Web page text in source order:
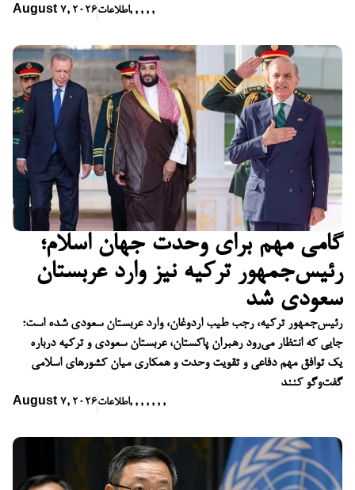
August 7, 2026اطلاعات, , , , ,
گامی مهم برای وحدت جهان اسلام؛
رئیس‌جمهور ترکیه نیز وارد عربستان
سعودی شد
رئیس‌جمهور ترکیه، رجب طیب اردوغان، وارد عربستان سعودی شده است؛
جایی که انتظار می‌رود رهبران پاکستان، عربستان سعودی و ترکیه درباره
یک توافق مهم دفاعی و تقویت وحدت و همکاری میان کشورهای اسلامی
گفت‌وگو کنند
August 7, 2026اطلاعات, , , , , , ,